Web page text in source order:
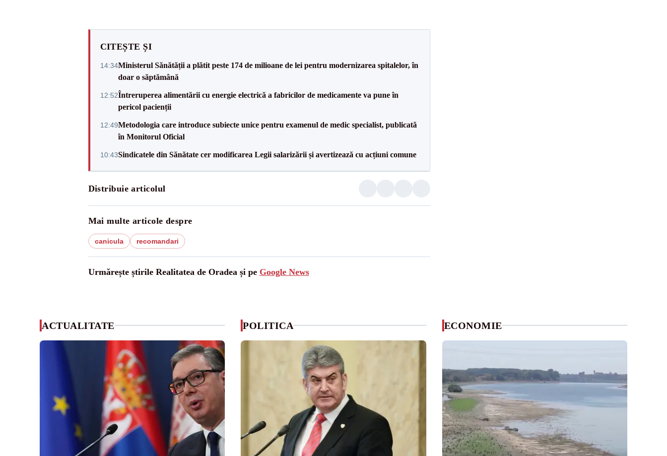
CITEȘTE ȘI
14:34Ministerul Sănătății a plătit peste 174 de milioane de lei pentru modernizarea spitalelor, în
doar o săptămână
12:52Întreruperea alimentării cu energie electrică a fabricilor de medicamente va pune în
pericol pacienții
12:49Metodologia care introduce subiecte unice pentru examenul de medic specialist, publicată
în Monitorul Oficial
10:43Sindicatele din Sănătate cer modificarea Legii salarizării și avertizează cu acțiuni comune
Distribuie articolul
Mai multe articole despre
canicula recomandari
Urmărește știrile Realitatea de Oradea și pe Google News
ACTUALITATE POLITICA ECONOMIE